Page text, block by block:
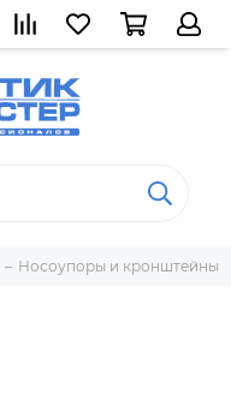
Носоупоры и кронштейны